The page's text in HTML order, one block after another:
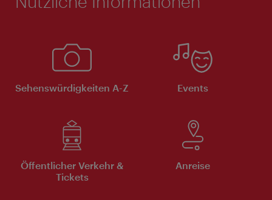
Sehenswürdigkeiten A-Z Events
Öffentlicher Verkehr &
Tickets
Anreise